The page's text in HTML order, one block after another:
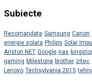
Subiecte
Recomandate Samsung Canon
energie solara Philips Solar
Ariston NET Google nas
gaming Milestone brother zitec
Lenovo Techsylvania 2015